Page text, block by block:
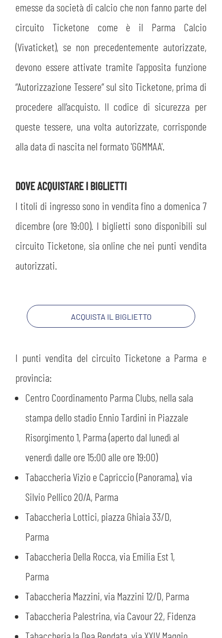
emesse da società di calcio che non fanno parte del
circuito Ticketone come è il Parma Calcio
(Vivaticket), se non precedentemente autorizzate,
devono essere attivate tramite l'apposita funzione
“Autorizzazione Tessere” sul sito Ticketone, prima di
procedere all’acquisto. Il codice di sicurezza per
queste tessere, una volta autorizzate, corrisponde
alla data di nascita nel formato 'GGMMAA'.
DOVE ACQUISTARE I BIGLIETTI
I titoli di ingresso sono in vendita fino a domenica 7
dicembre (ore 19:00). I biglietti sono disponibili sul
circuito Ticketone, sia online che nei punti vendita
autorizzati.
ACQUISTA IL BIGLIETTO
I punti vendita del circuito Ticketone a Parma e
provincia:
Centro Coordinamento Parma Clubs, nella sala
stampa dello stadio Ennio Tardini in Piazzale
Risorgimento 1, Parma (aperto dal lunedì al
venerdì dalle ore 15:00 alle ore 19:00)
Tabaccheria Vizio e Capriccio (Panorama), via
Silvio Pellico 20/A, Parma
Tabaccheria Lottici, piazza Ghiaia 33/D,
Parma
Tabaccheria Della Rocca, via Emilia Est 1,
Parma
Tabaccheria Mazzini, via Mazzini 12/D, Parma
Tabaccheria Palestrina, via Cavour 22, Fidenza